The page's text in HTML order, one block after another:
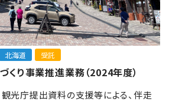
北海道 受託
くり事業推進業務（2024年度）
光庁提出資料の支援等による、伴走